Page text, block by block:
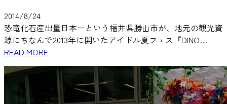
2014/8/24
恐竜化石産出量日本一という福井県勝山市が、地元の観光資
源にちなんで2013年に開いたアイドル夏フェス『DINO…
READ MORE